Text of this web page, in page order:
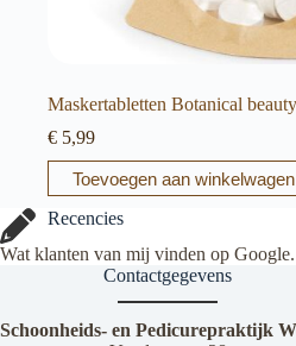
Maskertabletten Botanical beauty
€ 5,99
Toevoegen aan winkelwagen
Recencies
Wat klanten van mij vinden op
Contactgegevens
Schoonheids- en Pedicurepraktijk